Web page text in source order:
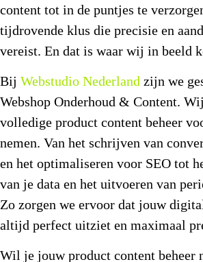
content tot in de puntjes te
tijdrovende klus die precisie en
vereist. En dat is waar wij in beeld
Bij Webstudio Nederland zijn we
Webshop Onderhoud & Content.
volledige product content beheer
nemen. Van het schrijven van
en het optimaliseren voor SEO tot
van je data en het uitvoeren van
Zo zorgen we ervoor dat jouw
altijd perfect uitziet en maximaal
Wil je jouwproduct content beheer